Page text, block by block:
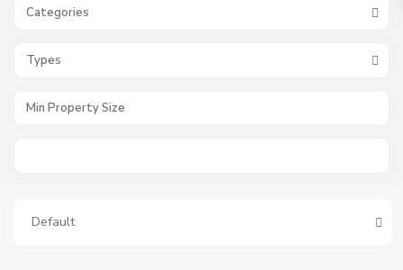
Categories
Types
Default